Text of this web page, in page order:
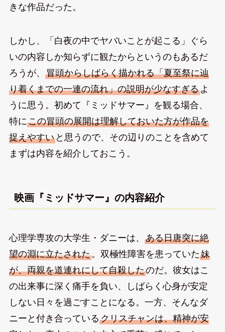
きな作品だった。
しかし、「白夜の中でヤバいことが起こる」ぐら
いの内容しか知らずに観たからというのもあるだ
ろうが、 冒頭からしばらく描かれる「夏至祭に辿
り着くまでの一連の流れ」の説明が少なすぎるよ
うに思う。初めて『ミッドサマー』を観る場合、
特にこの冒頭の展開は理解しておいた方が作品を
捉えやすいと思うので、その辺りのことを含めて
まずは内容を紹介しておこう。
映画『ミッドサマー』の内容紹介
心理学専攻の大学生・ダニーは、 ある日唐突に絶
望の淵に立たされた。双極性障害を患っていた妹
が、両親を道連れにして自殺したのだ。彼女はこ
の出来事に深く痛手を負い、しばらく心身が安定
しない日々を過ごすことになる。一方、そんなダ
ニーと付き合っているクリスチャンは、精神が安